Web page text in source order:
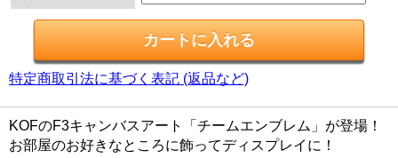
特定商取引法に基づく表記 (返品など)
KOFのF3キャンバスアート「チームエンブレム」が登場！
お部屋のお好きなところに飾ってディスプレイに！